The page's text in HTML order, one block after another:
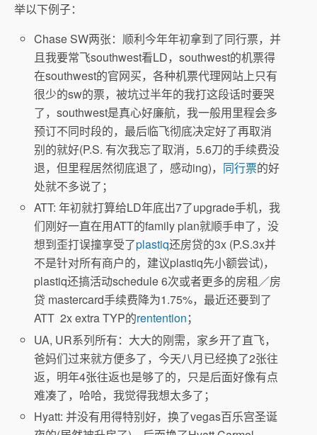
举以下例子：
Chase SW两张：顺利今年年初拿到了同行票，并
且我要常飞southwest看LD，southwest的机票得
在southwest的官网买，各种机票代理网站上只有
很少的sw的票，被坑过半年的我打这段话时要哭
了，southwest是真心好廉航，我一般用里程会多
预订不同时段的，最后临飞彻底决定好了再取消
别的就好(P.S. 有次我忘了取消，5.6刀的手续费没
退，但里程居然彻底退了，感动ing)， 同行票的好
处就不多说了；
ATT: 年初就打算给LD年底出7了upgrade手机，我
们刚好一直在用ATT的family plan就顺手申了，没
想到歪打误撞享受了plastiq还房贷的3x (P.S.3x并
不是针对所有商户的，建议plastiq先小额尝试)，
plastiq还搞活动schedule 6次或者更多的房租／房
贷 mastercard手续费降为1.75%，最近还要到了
ATT 2x extra TYP的rentention；
UA, UR系列所有：大大的刚需，家乡开了直飞，
爸妈们过来就方便多了，今天八月已经换了2张往
返，明年4张往返也是够了的，只是后面好像有点
难凑了，哈哈，我觉得我想太多了；
Hyatt: 并没有用得特别好，换了vegas百乐宫圣诞